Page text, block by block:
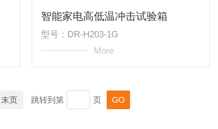
智能家电高低温冲击试验箱
型号：DR-H203-1G
More
末页 跳转到第 页